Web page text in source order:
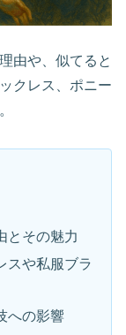
由や、似てると
クレス、ポニー
とその魅力
スや私服ブラ
への影響